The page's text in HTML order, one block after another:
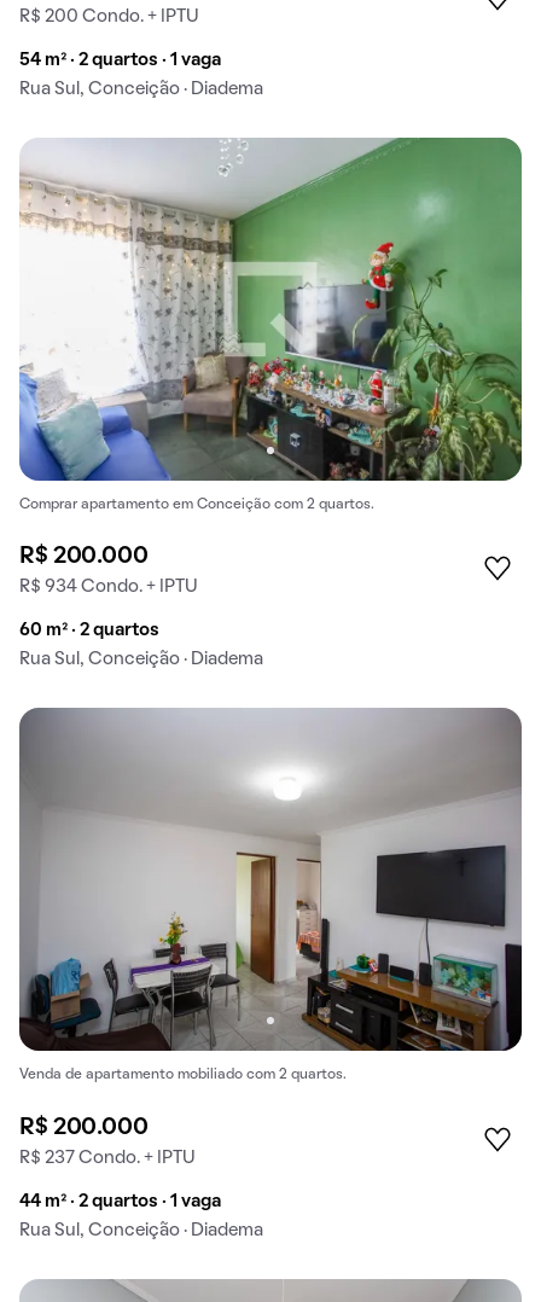
R$ 200 Condo. + IPTU
54 m² · 2 quartos · 1 vaga
Rua Sul, Conceição · Diadema
Comprar apartamento em Conceição com 2 quartos.
R$ 200.000
R$ 934 Condo. + IPTU
60 m² · 2 quartos
Rua Sul, Conceição · Diadema
Venda de apartamento mobiliado com 2 quartos.
R$ 200.000
R$ 237 Condo. + IPTU
44 m² · 2 quartos · 1 vaga
Rua Sul, Conceição · Diadema